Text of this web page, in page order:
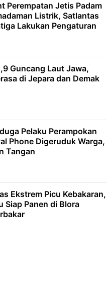
Perempatan Jetis Padam
Listrik, Satlantas
Lakukan Pengaturan
Guncang Laut Jawa,
di Jepara dan Demak
Pelaku Perampokan
Phone Digeruduk Warga,
Tangan
Ekstrem Picu Kebakaran,
Siap Panen di Blora